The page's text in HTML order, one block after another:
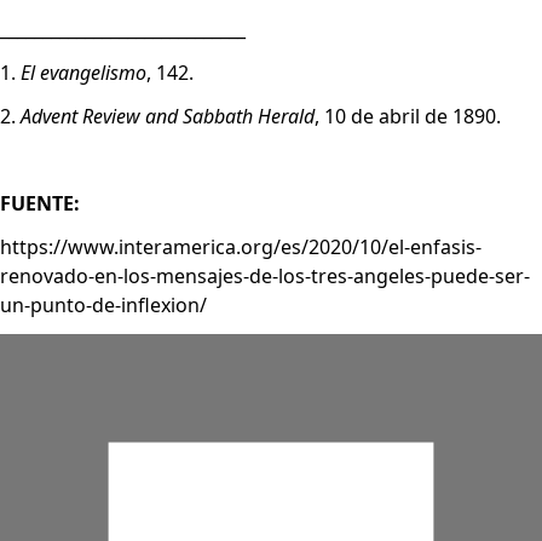
1. El evangelismo, 142.
2.Advent Review and Sabbath Herald, 10 de abril de 1890.
FUENTE:
https://www.interamerica.org/es/2020/10/el-enfasis-
renovado-en-los-mensajes-de-los-tres-angeles-puede-ser-
un-punto-de-inflexion/